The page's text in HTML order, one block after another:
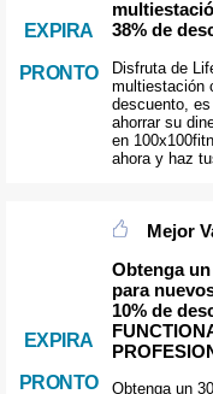
EXPIRA
PRONTO
38% de
Disfruta de
multiestación
descuento,
ahorrar su
en
ahora y haz
EXPIRA
PRONTO
Mejor
Obtenga
para
10% de
Obtenga un